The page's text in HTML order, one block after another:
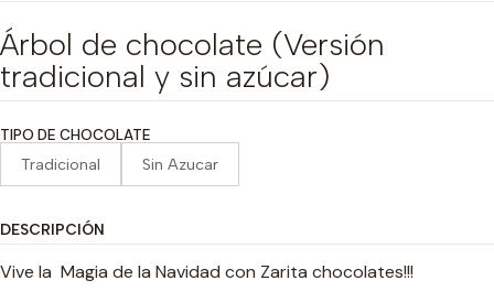
Árbol de chocolate (Versión
tradicional y sin azúcar)
TIPO DE CHOCOLATE
Tradicional Sin Azucar
DESCRIPCIÓN
Vive la Magia de la Navidad con Zarita chocolates!!!